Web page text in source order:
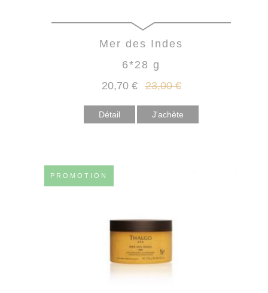
Mer des Indes
6*28 g
20,70 € 23,00 €
Détail
PROMOTION